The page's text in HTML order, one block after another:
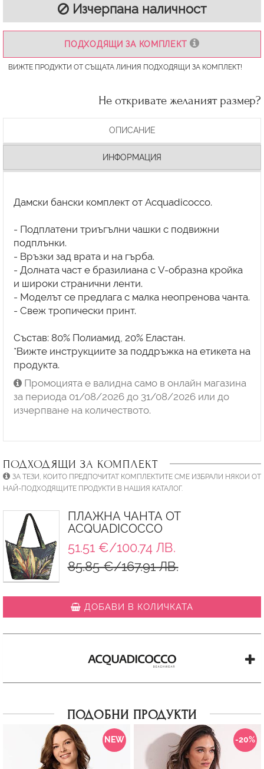
Изчерпана наличност
ПОДХОДЯЩИ ЗА КОМПЛЕКТ
ВИЖТЕ ПРОДУКТИ ОТ СЪЩАТА ЛИНИЯ ПОДХОДЯЩИ ЗА КОМПЛЕКТ!
Не откривате желаният размер?
ОПИСАНИЕ
ИНФОРМАЦИЯ
Дамски бански комплект от Acquadicocco.
- Подплатени триъгълни чашки с подвижни
подплънки.
- Връзки зад врата и на гърба.
- Долната част е бразилиана с V-образна кройка
и широки странични ленти.
- Моделът се предлага с малка неопренова чанта.
- Свеж тропически принт.
Състав: 80% Полиамид, 20% Еластан.
*Вижте инструкциите за поддръжка на етикета на
Промоцията е валидна само в онлайн магазина
за периода 01/08/2026 до 31/08/2026 или до
изчерпване на количеството.
ПОДХОДЯЩИ ЗА КОМПЛЕКТ
ЗА ТЕЗИ, КОИТО ПРЕДПОЧИТАТ КОМПЛЕКТИТЕ СМЕ ИЗБРАЛИ НЯКОИ ОТ
НАЙ-ПОДХОДЯЩИТЕ ПРОДУКТИ В НАШИЯ КАТАЛОГ.
ПЛАЖНА ЧАНТА ОТ
ACQUADICOCCO
51.51 €/100.74 ЛВ.
85.85 €/167.91 ЛВ.
ДОБАВИ В КОЛИЧКАТА
ПОДОБНИ ПРОДУКТИ
NEW -20%